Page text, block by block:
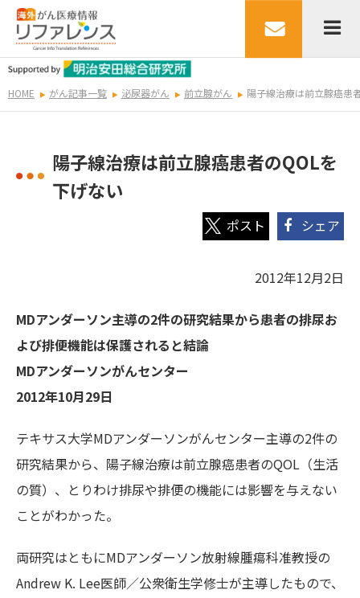
HOME がん記事一覧 泌尿器がん 前立腺がん 陽子線治療は前立腺癌患
陽子線治療は前立腺癌患者のQOLを
下げない
シェア
2012年12月2日
MDアンダーソン主導の2件の研究結果から患者の排尿お
よび排便機能は保護されると結論
MDアンダーソンがんセンター
2012年10月29日
テキサス大学MDアンダーソンがんセンター主導の2件の
研究結果から、陽子線治療は前立腺癌患者のQOL（生活
の質）、とりわけ排尿や排便の機能には影響を与えない
ことがわかった。
両研究はともにMDアンダーソン放射線腫瘍科准教授の
Andrew K. Lee医師／公衆衛生学修士が主導したもので、